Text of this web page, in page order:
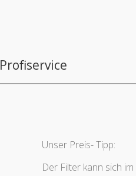
Profiservice
Unser Preis- Tipp:
Der Filter kann sich im